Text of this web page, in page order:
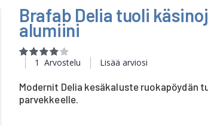
Brafab Delia tuoli
alumiini
Rating:
80
100
1 Arvostelu Lisää arviosi
Modernit Delia kesäkaluste ruokapöydän
parvekkeelle.